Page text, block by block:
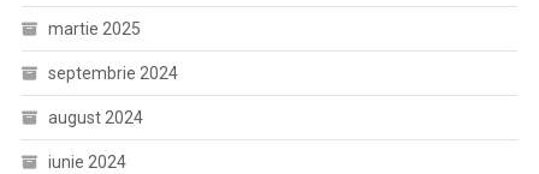
martie 2025
septembrie 2024
august 2024
iunie 2024